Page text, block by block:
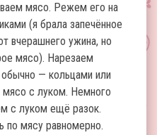
мясо. Режем его на
(я брала запечённое
вчерашнего ужина, но
мясо). Нарезаем
обычно — кольцами или
с луком. Немного
с луком ещё разок.
по мясу равномерно.